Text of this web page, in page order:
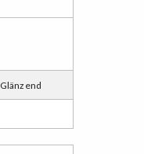
Glänzend